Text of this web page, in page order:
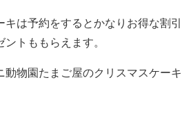
キは予約をするとかなりお得な割引
トももらえます。
動物園たまご屋のクリスマスケーキ